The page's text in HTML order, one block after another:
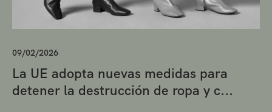
09/02/2026
La UE adopta nuevas medidas para
detener la destrucción de ropa y c...